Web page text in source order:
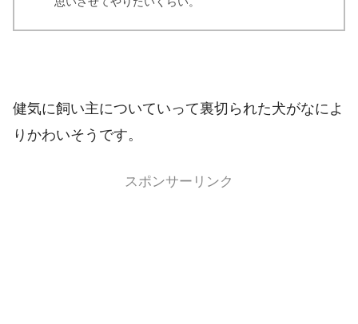
健気に飼い主についていって裏切られた犬がなによ
りかわいそうです。
スポンサーリンク